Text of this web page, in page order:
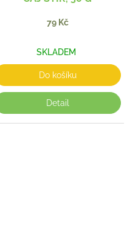
79 Kč
SKLADEM
Do košíku
Detail